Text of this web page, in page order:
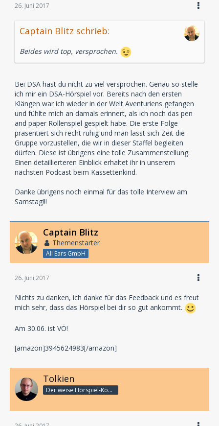
26. Juni 2017
Captain Blitz schrieb:
Beides wird top, versprochen.
Bei DSA hast du nicht zu viel versprochen. Genau so stelle
ich mir ein DSA-Hörspiel vor. Bereits nach den ersten
Klängen war ich wieder in der Welt Aventuriens gefangen
und fühlte mich an damals erinnert, als ich noch das pen
and paper Rollenspiel gespielt habe. Die erste Folge
präsentiert sich recht ruhig und man lässt sich Zeit die
Gruppe vorzustellen, die wir in dieser Staffel begleiten
dürfen. Diese ist übrigens eine tolle Zusammenstellung.
Einen detaillierteren Einblick erhaltet ihr in unserem
nächsten Podcast beim Kassettenkind.
Danke übrigens noch einmal für das tolle Interview am
Samstag!!!
Captain Blitz
Themenstarter
All Ears GmbH
26. Juni 2017
Nichts zu danken, ich danke für das Feedback und es freut
mich sehr, dass das Hörspiel bei dir so gut ankommt.
Am 30.06. ist VÖ!
[amazon]3945624983[/amazon]
Tolkien
Der weise Hörspiel-König